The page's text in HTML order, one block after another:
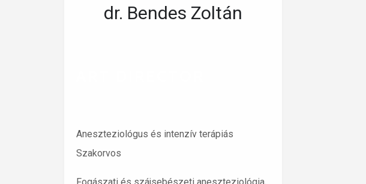
dr. Bendes Zoltán
Aneszteziológus és intenzív terápiás
Szakorvos
Fogászati és szájsebészeti aneszteziológia,